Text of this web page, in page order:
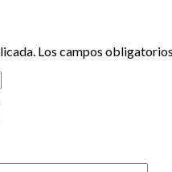
Los campos